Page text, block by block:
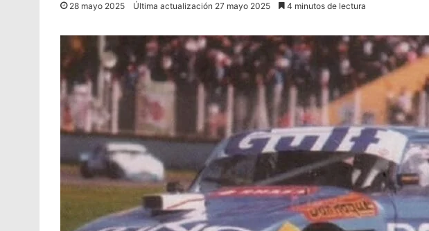
28 mayo 2025 Última actualización 27 mayo 2025 4 minutos de lectura